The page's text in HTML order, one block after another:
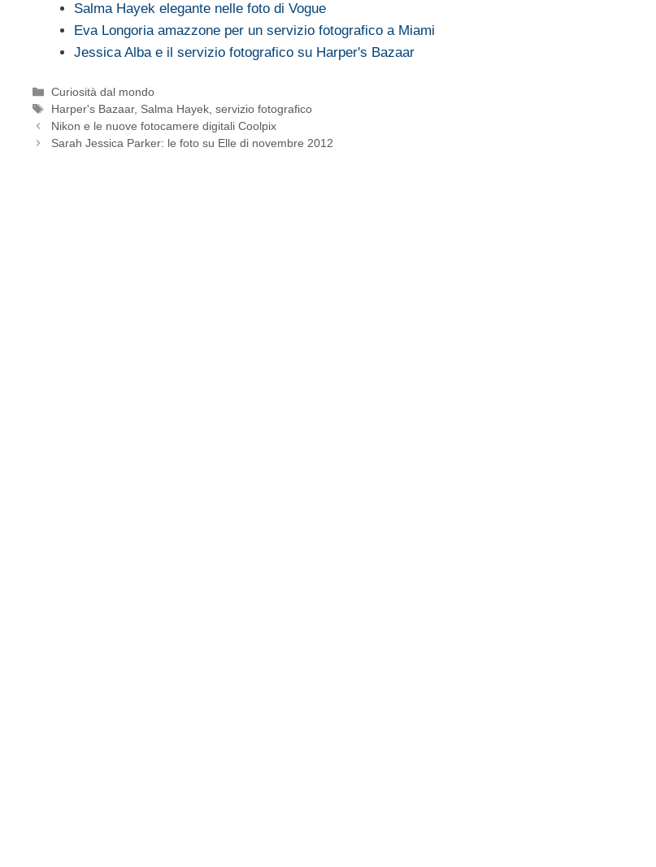
Salma Hayek elegante nelle foto di Vogue
Eva Longoria amazzone per un servizio fotografico a Miami
Jessica Alba e il servizio fotografico su Harper's Bazaar
Categorie
Curiosità dal mondo
Tag
Harper's Bazaar, Salma Hayek,servizio fotografico
Nikon e le nuove fotocamere digitali Coolpix
Sarah Jessica Parker: le foto su Elle di novembre 2012